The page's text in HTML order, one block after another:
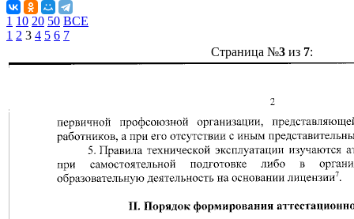
1 10 20 50 ВСЕ
1 2 3 4 5 6 7
Страница №3из 7: